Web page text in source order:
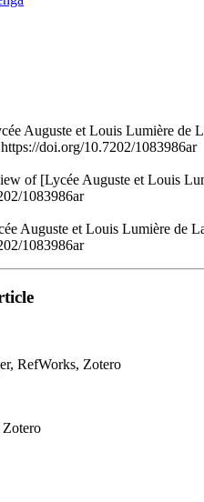
Auguste et Louis Lumière de
doi.org/10.7202/1083986ar
of [Lycée Auguste et Louis
1083986ar
Auguste et Louis Lumière de
1083986ar
RefWorks, Zotero